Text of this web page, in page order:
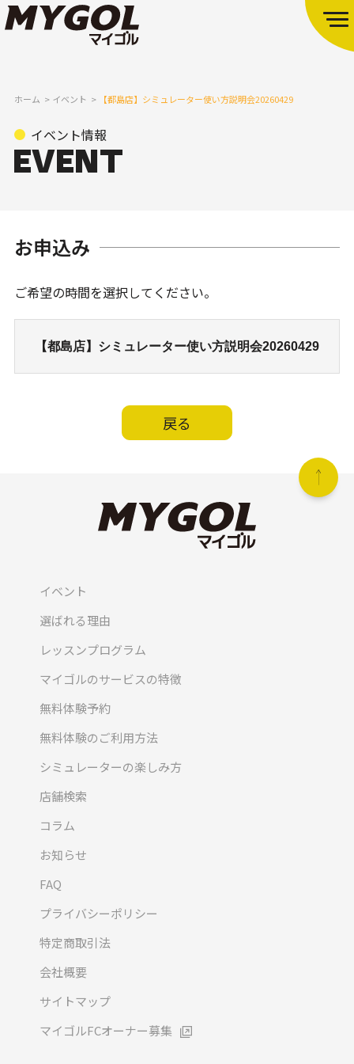
ホーム イベント 【都島店】シミュレーター使い方説明会20260429
イベント情報
お申込み
ご希望の時間を選択してください。
【都島店】シミュレーター使い方説明会20260429
戻る
イベント
選ばれる理由
レッスンプログラム
マイゴルのサービスの特徴
無料体験予約
無料体験のご利用方法
シミュレーターの楽しみ方
店舗検索
コラム
お知らせ
FAQ
プライバシーポリシー
特定商取引法
会社概要
サイトマップ
マイゴルFCオーナー募集